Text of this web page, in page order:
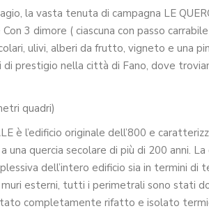
la vasta tenuta di campagna LE
3 dimore ( ciascuna con passo
ulivi, alberi da frutto, vigneto e una
di prestigio nella città di Fano, dove
quadri)
è l’edificio originale dell’800 e
una quercia secolare di più di 200 anni.
dell’intero edificio sia in termini di
esterni, tutti i perimetrali sono stati
completamente rifatto e isolato